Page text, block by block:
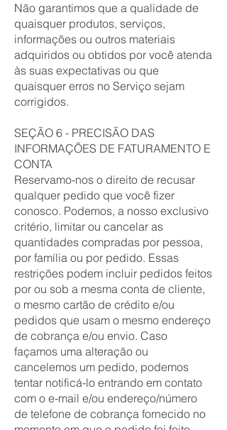
Não garantimos que a qualidade de
quaisquer produtos, serviços,
informações ou outros materiais
adquiridos ou obtidos por você atenda
às suas expectativas ou que
quaisquer erros no Serviço sejam
corrigidos.
SEÇÃO 6 - PRECISÃO DAS
INFORMAÇÕES DE FATURAMENTO E
CONTA
Reservamo-nos o direito de recusar
qualquer pedido que você fizer
conosco. Podemos, a nosso exclusivo
critério, limitar ou cancelar as
quantidades compradas por pessoa,
por família ou por pedido. Essas
restrições podem incluir pedidos feitos
por ou sob a mesma conta de cliente,
o mesmo cartão de crédito e/ou
pedidos que usam o mesmo endereço
de cobrança e/ou envio. Caso
façamos uma alteração ou
cancelemos um pedido, podemos
tentar notificá-lo entrando em contato
com o e-mail e/ou endereço/número
de telefone de cobrança fornecido no